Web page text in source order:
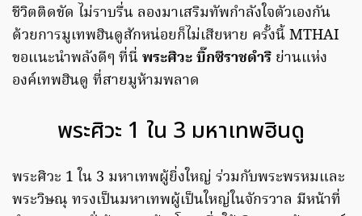
ชีวิตติดขัด ไม่ราบรื่น ลองมาเสริมทัพกำลังใจตัวเองกัน
ด้วยการมูเทพฮินดูสักหน่อยก็ไม่เสียหาย ครั้งนี้ MTHAI
ขอแนะนำพลังดีๆ ที่นี่พระศิวะ บิ๊กซีราชดําริ ย่านแห่ง
องค์เทพฮินดู ที่สายมูห้ามพลาด
พระศิวะ 1 ใน 3 มหาเทพฮินดู
พระศิวะ 1 ใน 3 มหาเทพผู้ยิ่งใหญ่ ร่วมกับพระพรหมและ
พระวิษณุ ทรงเป็นมหาเทพผู้เป็นใหญ่ในจักรวาล มีหน้าที่